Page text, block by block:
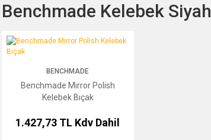
Benchmade Kelebek Siyah
Benchmade Mirror Polish Kelebek Bıçak
BENCHMADE
Benchmade Mirror Polish
Kelebek Bıçak
1.427,73 TL Kdv Dahil